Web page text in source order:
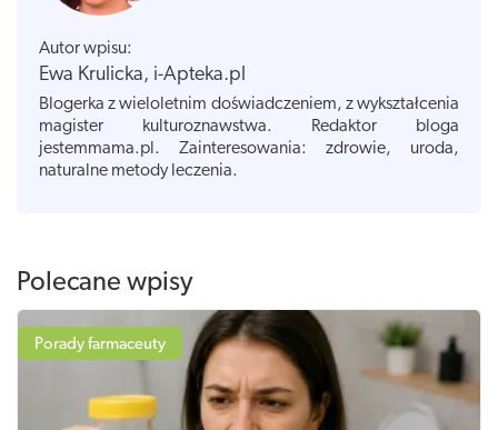
Autor wpisu:
Ewa Krulicka, i-Apteka.pl
Blogerka z wieloletnim doświadczeniem, z wykształcenia
magister kulturoznawstwa. Redaktor bloga
jestemmama.pl. Zainteresowania: zdrowie, uroda,
naturalne metody leczenia.
Polecane wpisy
Porady farmaceuty